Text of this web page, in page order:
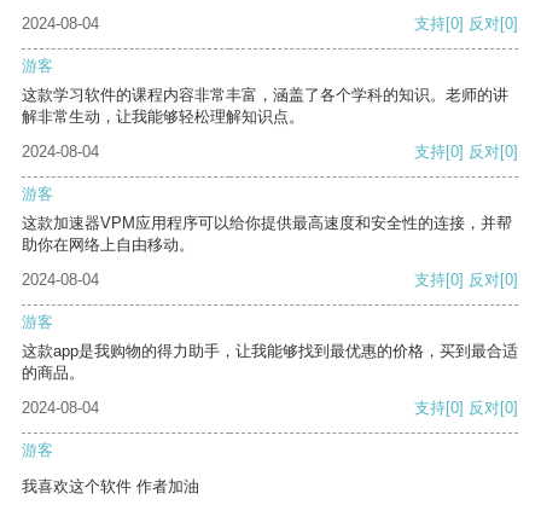
2024-08-04
支持[0] 反对[0]
游客
这款学习软件的课程内容非常丰富，涵盖了各个学科的知识。老师的讲
解非常生动，让我能够轻松理解知识点。
2024-08-04
支持[0] 反对[0]
游客
这款加速器VPM应用程序可以给你提供最高速度和安全性的连接，并帮
助你在网络上自由移动。
2024-08-04
支持[0] 反对[0]
游客
这款app是我购物的得力助手，让我能够找到最优惠的价格，买到最合适
的商品。
2024-08-04
支持[0] 反对[0]
游客
我喜欢这个软件 作者加油